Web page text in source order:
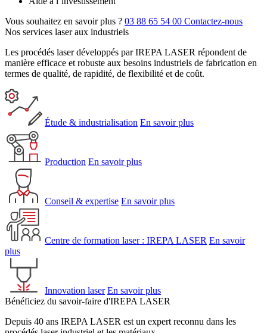
Vous souhaitez en savoir plus ? 03 88 65 54 00 Contactez-nous
Nos services laser aux industriels
Les procédés laser développés par IREPA LASER répondent de
manière efficace et robuste aux besoins industriels de fabrication en
termes de qualité, de rapidité, de flexibilité et de coût.
Étude & industrialisation En savoir plus
Production En savoir plus
Conseil & expertise En savoir plus
Centre de formation laser : IREPA LASER En savoir
plus
Innovation laser En savoir plus
Bénéficiez du savoir-faire d'IREPA LASER
Depuis 40 ans IREPA LASER est un expert reconnu dans les